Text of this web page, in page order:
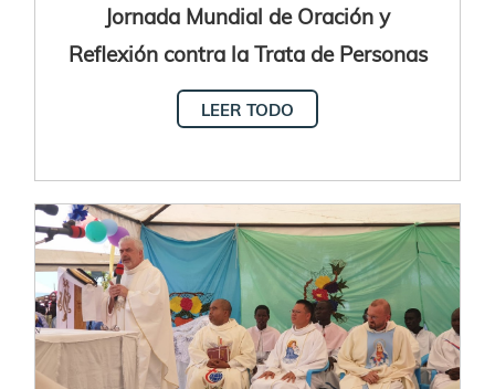
Jornada Mundial de Oración y
Reflexión contra la Trata de Personas
2026
LEER TODO